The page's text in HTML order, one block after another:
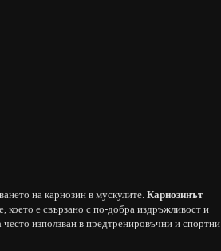
на карнозин в мускулите. Карнозинът
което е свързано с по-добра издръжливост и
често използван в предтренировъчни и спортни